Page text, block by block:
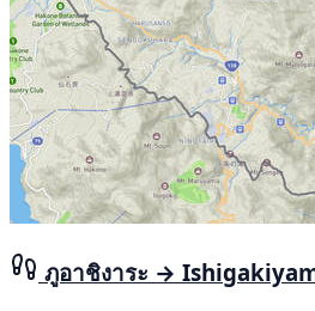
ภูอาชิงาระ →